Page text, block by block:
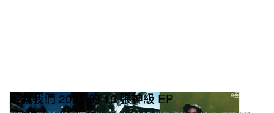
定義我們 2025 的 10 張神級 EP